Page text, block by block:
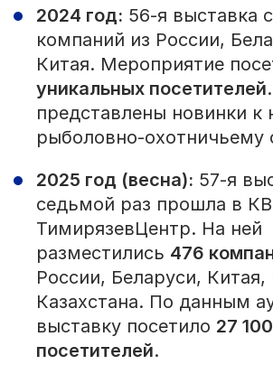
2024 год: 56-я выставка
компаний из России,
Китая. Мероприятие
уникальных посетителей
представлены новинки к
рыболовно-охотничьему
2025 год (весна): 57-я
седьмой раз прошла в
ТимирязевЦентр. На ней
разместились 476
России, Беларуси,
Казахстана. По данным
выставку посетило 27
посетителей.